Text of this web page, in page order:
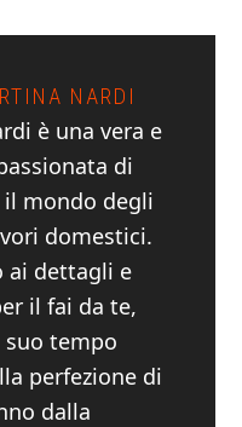
NARDI
è una vera e
di
mondo degli
domestici.
ai dettagli e
il fai da te,
tempo
perfezione di
dalla